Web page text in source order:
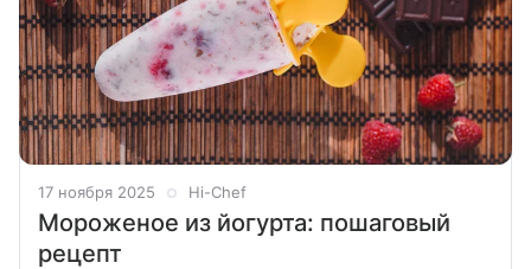
17 ноября 2025 Hi-Chef
Мороженое из йогурта: пошаговый
рецепт